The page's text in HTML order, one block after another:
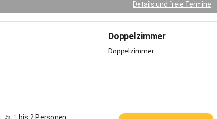
Details und freie Termine
Doppelzimmer
Doppelzimmer
1 bis 2 Personen